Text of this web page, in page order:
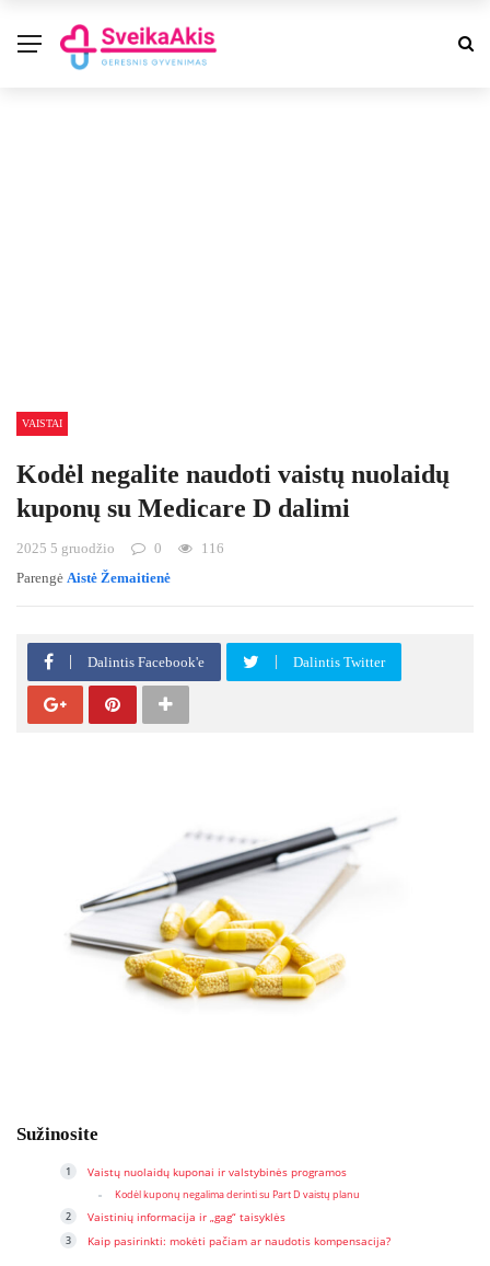
VAISTAI
Kodėl negalite naudoti vaistų nuolaidų
kuponų su Medicare D dalimi
2025 5 gruodžio 0
116
Parengė Aistė Žemaitienė
Dalintis Facebook'e Dalintis Twitter
Sužinosite
Vaistų nuolaidų kuponai ir valstybinės programos
Kodėl kuponų negalima derinti su Part D vaistų planu
Vaistinių informacija ir „gag“ taisyklės
Kaip pasirinkti: mokėti pačiam ar naudotis kompensacija?